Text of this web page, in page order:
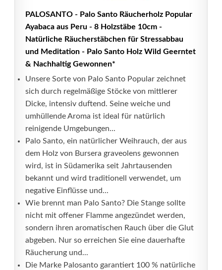
PALOSANTO - Palo Santo Räucherholz Popular
Ayabaca aus Peru - 8 Holzstäbe 10cm -
Natürliche Räucherstäbchen für Stressabbau
und Meditation - Palo Santo Holz Wild Geerntet
& Nachhaltig Gewonnen*
Unsere Sorte von Palo Santo Popular zeichnet
sich durch regelmäßige Stöcke von mittlerer
Dicke, intensiv duftend. Seine weiche und
umhüllende Aroma ist ideal für natürlich
reinigende Umgebungen...
Palo Santo, ein natürlicher Weihrauch, der aus
dem Holz von Bursera graveolens gewonnen
wird, ist in Südamerika seit Jahrtausenden
bekannt und wird traditionell verwendet, um
negative Einflüsse und...
Wie brennt man Palo Santo? Die Stange sollte
nicht mit offener Flamme angezündet werden,
sondern ihren aromatischen Rauch über die Glut
abgeben. Nur so erreichen Sie eine dauerhafte
Räucherung und...
Die Marke Palosanto garantiert 100 % natürliche